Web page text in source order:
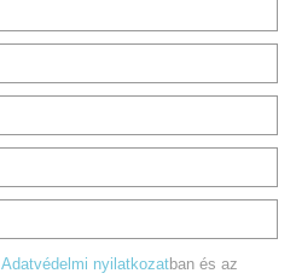
Adatvédelmi nyilatkozatban és az